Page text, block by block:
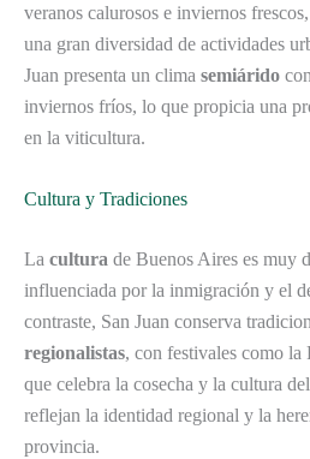
veranos calurosos e inviernos
una gran diversidad de actividades
Juan presenta un clima semiárido
inviernos fríos, lo que propicia una
en la viticultura.
Cultura y Tradiciones
La cultura de Buenos Aires es muy
influenciada por la inmigración y el
contraste, San Juan conserva
regionalistas, con festivales como la
que celebra la cosecha y la cultura
reflejan la identidad regional y la
provincia.